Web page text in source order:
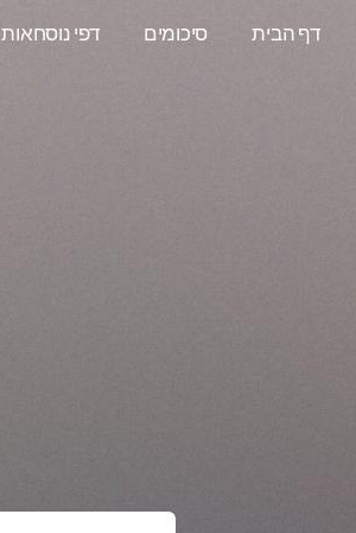
דף הבית סיכומים דפי נוסחאות